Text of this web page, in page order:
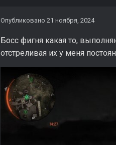
Опубликовано 21 ноября, 2024
Босс фигня какая то,
отстреливая их у меня